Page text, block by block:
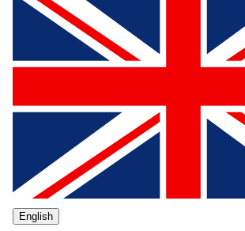
English